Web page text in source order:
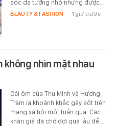
sóc da tưởng nhỏ nhưng được…
BEAUTY & FASHION - 1 giờ trước
không nhìn mặt nhau
Cái ôm của Thu Minh và Hương
Tràm là khoảnh khắc gây sốt trên
mạng xã hội một tuần qua. Các
khán giả đã chờ đợi quá lâu để…